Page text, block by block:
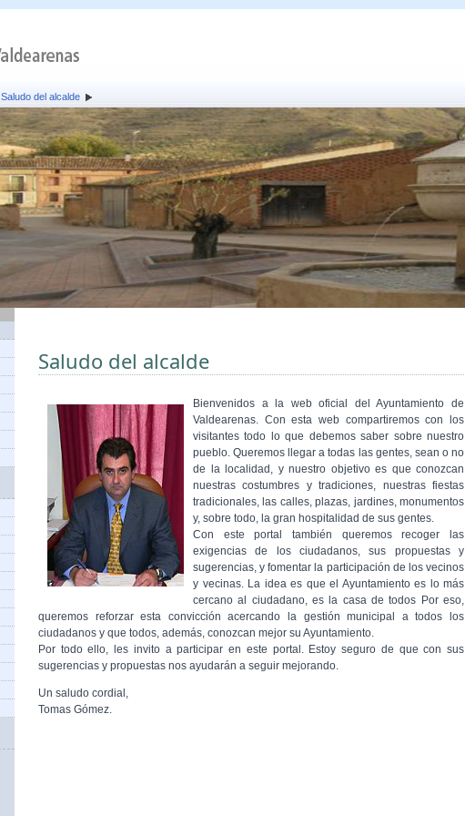
Saludo del alcalde
Saludo del alcalde
Bienvenidos a la web oficial del Ayuntamiento de
Valdearenas. Con esta web compartiremos con los
visitantes todo lo que debemos saber sobre nuestro
pueblo. Queremos llegar a todas las gentes, sean o no
de la localidad, y nuestro objetivo es que conozcan
nuestras costumbres y tradiciones, nuestras fiestas
tradicionales, las calles, plazas, jardines, monumentos
y, sobre todo, la gran hospitalidad de sus gentes.
Con este portal también queremos recoger las
exigencias de los ciudadanos, sus propuestas y
sugerencias, y fomentar la participación de los vecinos
y vecinas. La idea es que el Ayuntamiento es lo más
cercano al ciudadano, es la casa de todos Por eso,
queremos reforzar esta convicción acercando la gestión municipal a todos los
ciudadanos y que todos, además, conozcan mejor su Ayuntamiento.
Por todo ello, les invito a participar en este portal. Estoy seguro de que con sus
sugerencias y propuestas nos ayudarán a seguir mejorando.
Un saludo cordial,
Tomas Gómez.